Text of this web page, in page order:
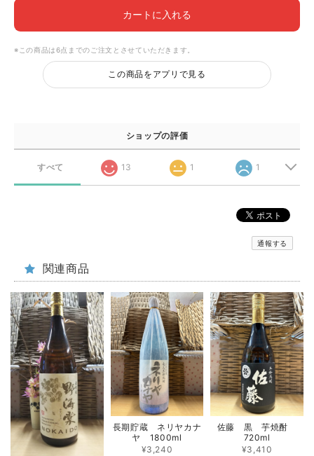
カートに入れる
※この商品は6点までのご注文とさせていただきます。
この商品をアプリで見る
ショップの評価
すべて 13 1 1
通報する
関連商品
長期貯蔵 ネリヤカナ
ヤ 1800ml
¥3,240
佐藤 黒 芋焼酎
720ml
¥3,410